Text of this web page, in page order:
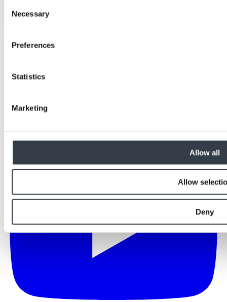
Selection
Necessary
Preferences
Statistics
Marketing
Allow all
Allow
Deny